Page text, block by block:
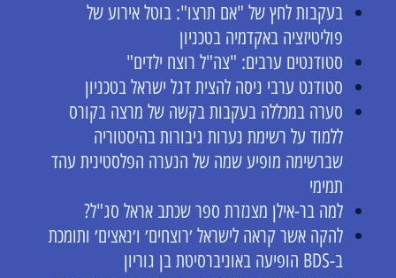
בעקבות לחץ של "אם תרצו": בוטל אירוע של
פוליטיזציה באקדמיה בטכניון
סטודנטים ערבים: "צה"ל רוצח ילדים"
סטודנט ערבי ניסה להצית דגל ישראל בטכניון
סערה במכללה בעקבות בקשה של מרצה בקורס
ללמוד על רשימת נערות גיבורות בהיסטוריה
שברשימה מופיע שמה של הנערה הפלסטינית עהד
תמימי
למה בר-אילן מצנזרת ספר שכתב אראל סג"ל?
להקה אשר קראה לישראל ׳רוצחים׳ ו׳נאצים׳ ותומכת
ב-BDS הופיעה באוניברסיטת בן גוריון